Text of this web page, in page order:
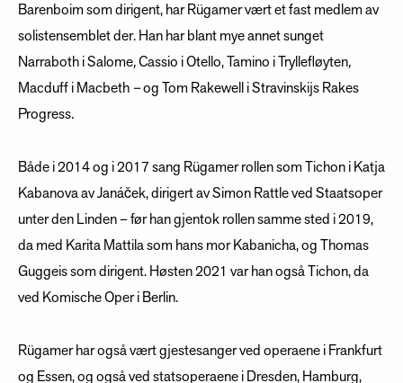
Barenboim som dirigent, har Rügamer vært et fast medlem av
solistensemblet der. Han har blant mye annet sunget
Narraboth i Salome,Cassio i Otello, Tamino i Tryllefløyten,
Macduff i Macbeth–og Tom Rakewell i Stravinskijs Rakes
Progress.
Både i 2014 og i 2017 sang Rügamer rollen som Tichon i Katja
Kabanova av Janáček, dirigert av Simon Rattle ved Staatsoper
unter den Linden – før han gjentok rollen samme sted i 2019,
da med Karita Mattila som hans mor Kabanicha, og Thomas
Guggeis som dirigent. Høsten 2021 var han også Tichon, da
ved Komische Oper i Berlin.
Rügamer har også vært gjestesanger ved operaene i Frankfurt
og Essen, og også ved statsoperaene i Dresden, Hamburg,